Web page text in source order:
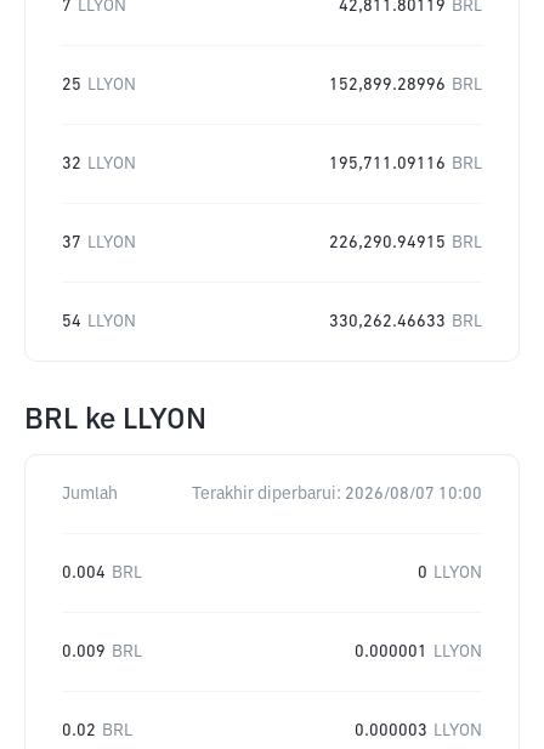
7 LLYON 42,811.80119 BRL
25 LLYON 152,899.28996 BRL
32 LLYON 195,711.09116 BRL
37 LLYON 226,290.94915 BRL
54 LLYON 330,262.46633 BRL
BRL ke LLYON
Jumlah Terakhir diperbarui: 2026/08/07 10:00
0.004 BRL 0 LLYON
0.009 BRL 0.000001 LLYON
0.02 BRL 0.000003 LLYON